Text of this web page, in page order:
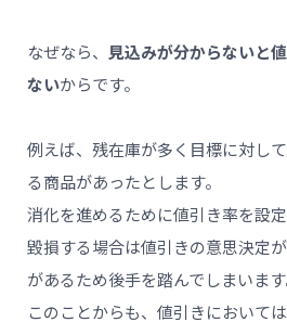
なぜなら、 見込みが分からないと
ないからです。
例えば、残在庫が多く目標に対し
る商品があったとします。
消化を進めるために値引き率を設
毀損する場合は値引きの意思決定
があるため後手を踏んでしまいます
このことからも、値引きにおいて